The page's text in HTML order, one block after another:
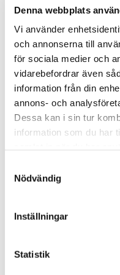
Denna webbplats
Vi använder
och annonserna till
för sociala medier och
vidarebefordrar även
information från din
annons- och
Dessa kan i sin tur
information som du har
Nödvändig
Inställningar
Statistik
50% dras av i kassan
Hamster toalett Hörn
Hörnformad
i plast, enkel att rengöra och
Från 24kr
i lager